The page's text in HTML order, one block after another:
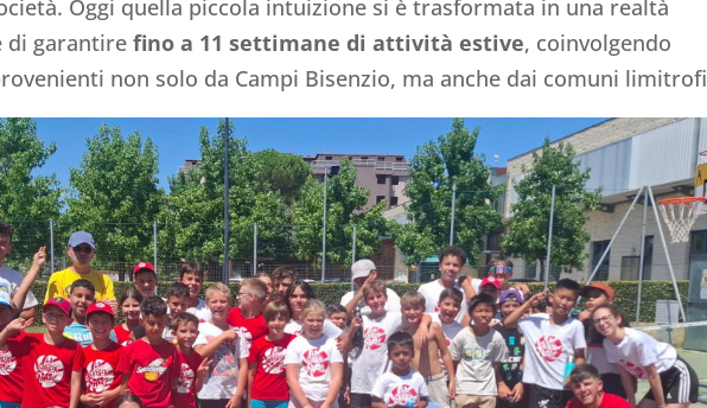
Oggi quella piccola intuizione si è trasformata in una realtà
di garantirefino a 11 settimane di attività estive, coinvolgendo
non solo da Campi Bisenzio, ma anche dai comuni